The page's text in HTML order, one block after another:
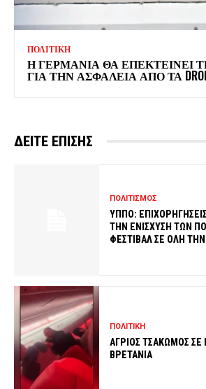
ΠΟΛΙΤΙΚΗ
Η ΓΕΡΜΑΝΙΑ ΘΑ ΕΠΕΚΤΕΙΝΕΙ
ΓΙΑ ΤΗΝ ΑΣΦΑΛΕΙΑ ΑΠΟ ΤΑ
ΔΕΙΤΕ ΕΠΙΣΗΣ
ΠΟΛΙΤΙΣΜΟΣ
ΥΠΠΟ:
ΤΗΝ ΕΝΙΣΧΥΣΗ ΤΩΝ
ΦΕΣΤΙΒΑΛ ΣΕ ΟΛΗ
ΠΟΛΙΤΙΚΗ
ΑΓΡΙΟΣ ΤΣΑΚΩΜΟΣ
ΒΡΕΤΑΝΙΑ